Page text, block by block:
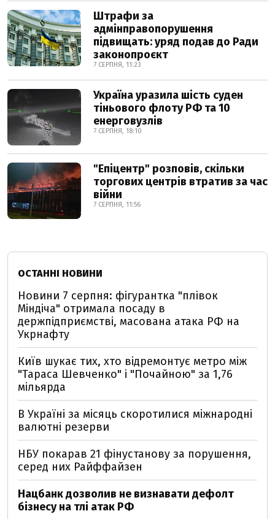
Штрафи за
адмінправопорушення
підвищать: уряд подав до Ради
законопроєкт
7 СЕРПНЯ, 11:23
Україна уразила шість суден
тіньового флоту РФ та 10
енерговузлів
7 СЕРПНЯ, 18:10
"Епіцентр" розповів, скільки
торгових центрів втратив за час
війни
7 СЕРПНЯ, 11:56
ОСТАННІ НОВИНИ
Новини 7 серпня: фігурантка "плівок
Міндіча" отримала посаду в
держпідприємстві, масована атака РФ на
Укрнафту
Київ шукає тих, хто відремонтує метро між
"Тараса Шевченко" і "Почайною" за 1,76
мільярда
В Україні за місяць скоротилися міжнародні
валютні резерви
НБУ покарав 21 фінустанову за порушення,
серед них Райффайзен
Нацбанк дозволив не визнавати дефолт
бізнесу на тлі атак РФ